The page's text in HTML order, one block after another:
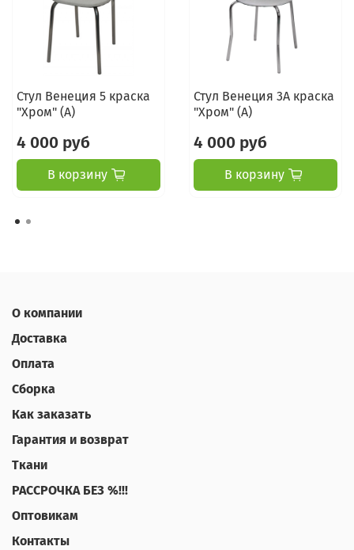
Стул Венеция 5 краска
"Хром" (А)
4 000 руб
В корзину
Стул Венеция 3А краска
"Хром" (А)
4 000 руб
В корзину
О компании
Доставка
Оплата
Сборка
Как заказать
Гарантия и возврат
Ткани
РАССРОЧКА БЕЗ %!!!
Оптовикам
Контакты